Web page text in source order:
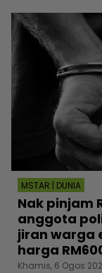
MSTAR | DUNIA
Nak pinjam
anggota
jiran warga
harga
Khamis, 6 Ogos